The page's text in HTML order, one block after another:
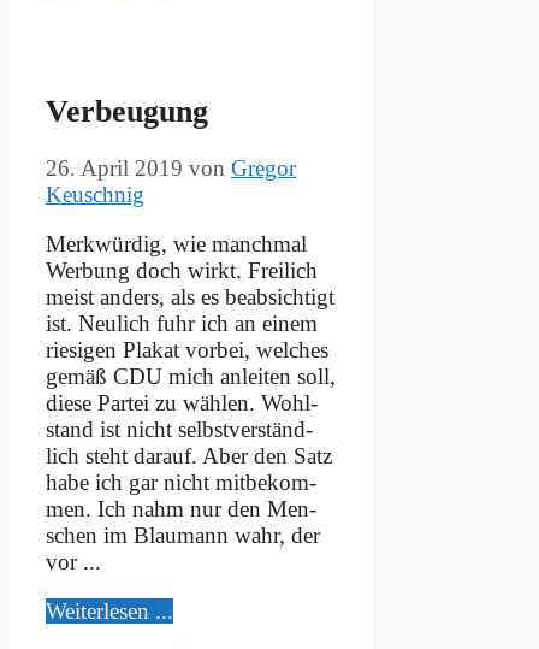
Ver­beu­gung
26. April 2019 von Gregor
Keuschnig
Merk­wür­dig, wie manch­mal
Wer­bung doch wirkt. Frei­lich
meist an­ders, als es be­ab­sich­tigt
ist. Neu­lich fuhr ich an ei­nem
rie­si­gen Pla­kat vor­bei, wel­ches
ge­mäß CDU mich an­lei­ten soll,
die­se Par­tei zu wäh­len. Wohl­
stand ist nicht selbst­ver­ständ­
lich steht dar­auf. Aber den Satz
ha­be ich gar nicht mit­be­kom­
men. Ich nahm nur den Men­
schen im Blau­mann wahr, der
vor ...
Wei­ter­le­sen ...